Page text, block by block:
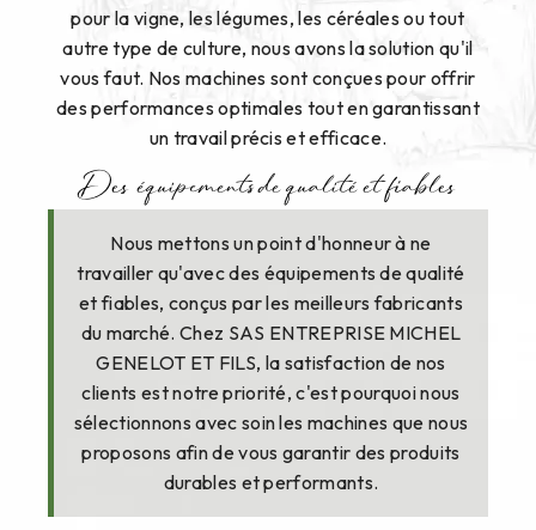
pour la vigne, les légumes, les céréales ou tout
autre type de culture, nous avons la solution qu'il
vous faut. Nos machines sont conçues pour offrir
des performances optimales tout en garantissant
un travail précis et efficace.
Des équipements de qualité et fiables
Nous mettons un point d'honneur à ne
travailler qu'avec des équipements de qualité
et fiables, conçus par les meilleurs fabricants
du marché. Chez SAS ENTREPRISE MICHEL
GENELOT ET FILS, la satisfaction de nos
clients est notre priorité, c'est pourquoi nous
sélectionnons avec soin les machines que nous
proposons afin de vous garantir des produits
durables et performants.